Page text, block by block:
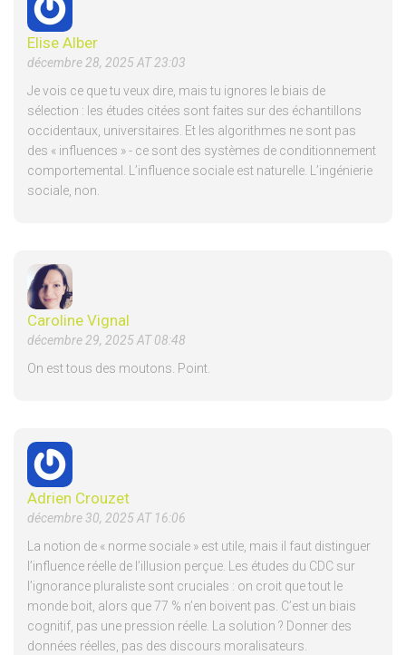
Elise Alber
décembre 28, 2025 AT 23:03
Je vois ce que tu veux dire, mais tu ignores le biais de
sélection : les études citées sont faites sur des échantillons
occidentaux, universitaires. Et les algorithmes ne sont pas
des « influences » - ce sont des systèmes de conditionnement
comportemental. L’influence sociale est naturelle. L’ingénierie
sociale, non.
Caroline Vignal
décembre 29, 2025 AT 08:48
On est tous des moutons. Point.
Adrien Crouzet
décembre 30, 2025 AT 16:06
La notion de « norme sociale » est utile, mais il faut distinguer
l’influence réelle de l’illusion perçue. Les études du CDC sur
l’ignorance pluraliste sont cruciales : on croit que tout le
monde boit, alors que 77 % n’en boivent pas. C’est un biais
cognitif, pas une pression réelle. La solution ? Donner des
données réelles, pas des discours moralisateurs.